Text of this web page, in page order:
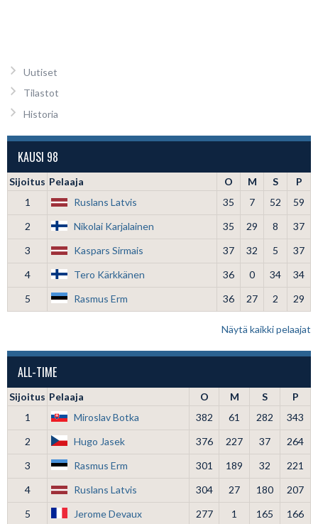
Uutiset
Tilastot
Historia
KAUSI 98
Sijoitus Pelaaja O M S
P
1
Ruslans Latvis 35 7 52
59
2
Nikolai Karjalainen 35 29 8
37
3
Kaspars Sirmais 37 32 5
37
4
Tero Kärkkänen 36 0 34
34
5
Rasmus Erm 36 27 2 29
Näytä kaikki pelaajat
ALL-TIME
Sijoitus Pelaaja O M S
P
1
Miroslav Botka 382 61 282
343
2
Hugo Jasek 376 227 37
264
3
Rasmus Erm 301 189 32
221
4
Ruslans Latvis 304 27 180
207
5
Jerome Devaux 277 1 165 166